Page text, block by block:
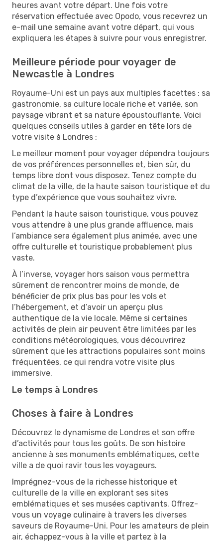
heures avant votre départ. Une fois votre
réservation effectuée avec Opodo, vous recevrez un
e-mail une semaine avant votre départ, qui vous
expliquera les étapes à suivre pour vous enregistrer.
Meilleure période pour voyager de
Newcastle à Londres
Royaume-Uni est un pays aux multiples facettes : sa
gastronomie, sa culture locale riche et variée, son
paysage vibrant et sa nature époustouflante. Voici
quelques conseils utiles à garder en tête lors de
votre visite à Londres :
Le meilleur moment pour voyager dépendra toujours
de vos préférences personnelles et, bien sûr, du
temps libre dont vous disposez. Tenez compte du
climat de la ville, de la haute saison touristique et du
type d’expérience que vous souhaitez vivre.
Pendant la haute saison touristique, vous pouvez
vous attendre à une plus grande affluence, mais
l’ambiance sera également plus animée, avec une
offre culturelle et touristique probablement plus
vaste.
À l’inverse, voyager hors saison vous permettra
sûrement de rencontrer moins de monde, de
bénéficier de prix plus bas pour les vols et
l’hébergement, et d’avoir un aperçu plus
authentique de la vie locale. Même si certaines
activités de plein air peuvent être limitées par les
conditions météorologiques, vous découvrirez
sûrement que les attractions populaires sont moins
fréquentées, ce qui rendra votre visite plus
immersive.
Le temps à Londres
Choses à faire à Londres
Découvrez le dynamisme de Londres et son offre
d’activités pour tous les goûts. De son histoire
ancienne à ses monuments emblématiques, cette
ville a de quoi ravir tous les voyageurs.
Imprégnez-vous de la richesse historique et
culturelle de la ville en explorant ses sites
emblématiques et ses musées captivants. Offrez-
vous un voyage culinaire à travers les diverses
saveurs de Royaume-Uni. Pour les amateurs de plein
air, échappez-vous à la ville et partez à la